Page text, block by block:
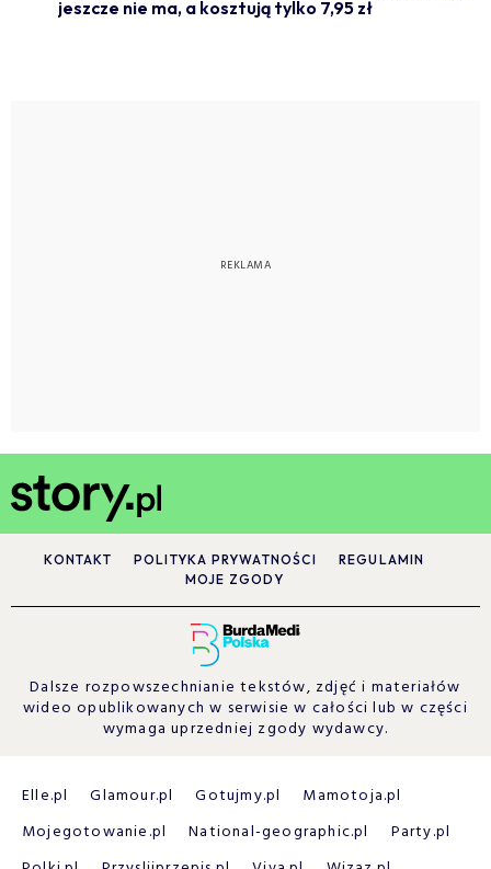
jeszcze nie ma, a kosztują tylko 7,95 zł
KONTAKT POLITYKA PRYWATNOŚCI
REGULAMIN
MOJE ZGODY
Dalsze rozpowszechnianie tekstów, zdjęć i materiałów
wideo opublikowanych w serwisie w całości lub w części
wymaga uprzedniej zgody wydawcy.
Elle.pl Glamour.pl Gotujmy.pl
Mamotoja.pl
Mojegotowanie.pl
National-geographic.pl
Party.pl